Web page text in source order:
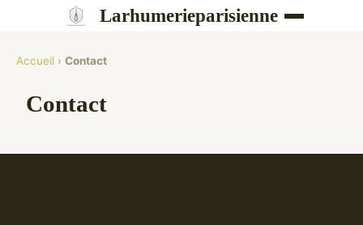
Larhumerieparisienne
Accueil › Contact
Contact